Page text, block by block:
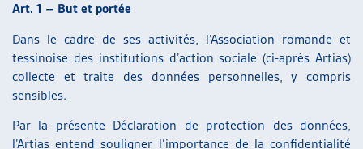
PROJETS ET ACTIVITÉS
JOURNÉES D’AUTOMNE
Art. 1 – But et portée
Dans le cadre de ses activités, l’Association romande et
tessinoise des institutions d’action sociale (ci-après Artias)
collecte et traite des données personnelles, y compris
sensibles.
Par la présente Déclaration de protection des données,
l’Artias entend souligner l’importance de la confidentialité